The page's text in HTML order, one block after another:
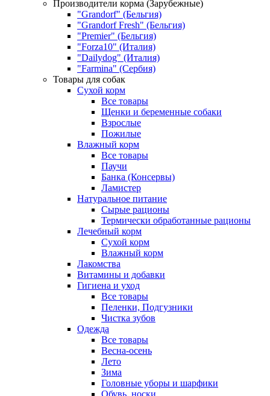
Производители корма (Зарубежные)
"Grandorf" (Бельгия)
"Grandorf Fresh" (Бельгия)
"Premier" (Бельгия)
"Forza10" (Италия)
"Dailydog" (Италия)
"Farmina" (Сербия)
Товары для собак
Сухой корм
Все товары
Щенки и беременные собаки
Взрослые
Пожилые
Влажный корм
Все товары
Паучи
Банка (Консервы)
Ламистер
Натуральное питание
Сырые рационы
Термически обработанные рационы
Лечебный корм
Сухой корм
Влажный корм
Лакомства
Витамины и добавки
Гигиена и уход
Все товары
Пеленки, Подгузники
Чистка зубов
Одежда
Все товары
Весна-осень
Лето
Зима
Головные уборы и шарфики